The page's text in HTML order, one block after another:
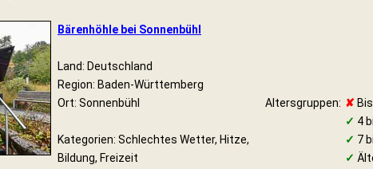
Bärenhöhle bei Sonnenbühl
Land: Deutschland
Region: Baden-Württemberg
Ort: Sonnenbühl
Kategorien: Schlechtes Wetter, Hitze,
Bildung, Freizeit
Altersgruppen: ✘
✓ 4
✓ 7
✓